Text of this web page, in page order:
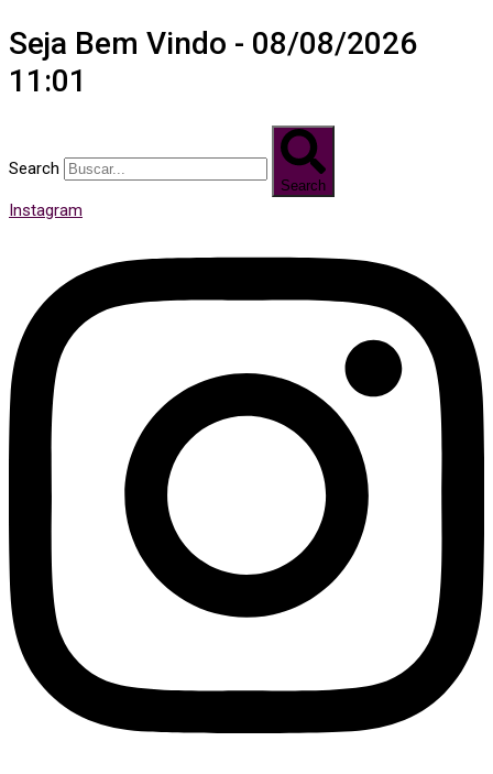
Seja Bem Vindo - 08/08/2026
11:01
Search
Search
Instagram